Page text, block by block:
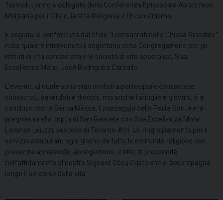
Termoli-Larino e delegato della Conferenza Episcopale Abruzzese-
Molisana per il Clero, la Vita Religiosa e l’Ecumenismo.
È seguita la conferenza dal titolo “I consacrati nella Chiesa Sinodale”
nella quale è intervenuto il segretario della Congregazione per gli
istituti di vita consacrata e le società di vita apostolica, Sua
Eccellenza Mons. José Rodriguez Carballo.
L’evento, al quale sono stati invitati a partecipare consacrate,
consacrati, sacerdoti e diaconi, ma anche famiglie e giovani, si è
concluso con la Santa Messa, il passaggio della Porta Santa e la
preghiera nella cripta di San Gabriele con Sua Eccellenza Mons.
Lorenzo Leuzzi, vescovo di Teramo-Atri. Un ringraziamento per il
servizio assicurato ogni giorno da tutte le comunità religiose con
presenza amorevole, abnegazione, e stile di prossimità
nell’affidamento al nostro Signore Gesù Cristo che ci accompagna
lungo il percorso della vita.